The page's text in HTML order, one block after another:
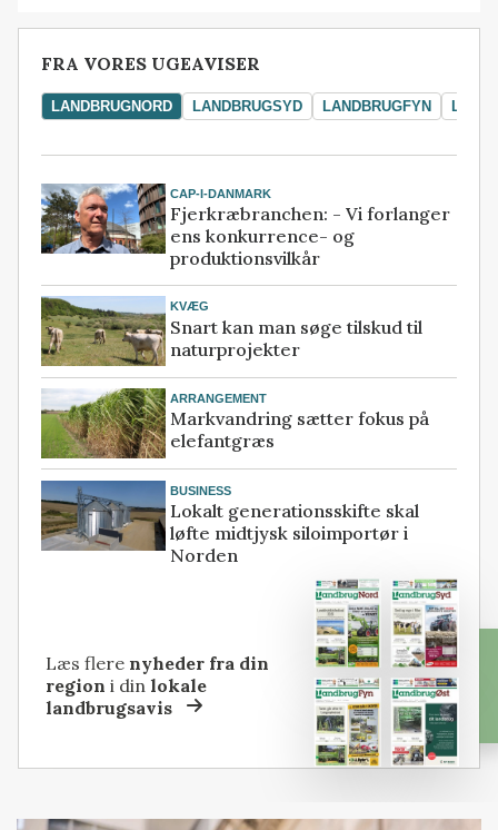
FRA VORES UGEAVISER
LANDBRUGNORD LANDBRUGSYD LANDBRUGFYN
CAP-I-DANMARK
Fjerkræbranchen: - Vi forlanger
ens konkurrence- og
produktionsvilkår
KVÆG
Snart kan man søge tilskud til
naturprojekter
ARRANGEMENT
Markvandring sætter fokus på
elefantgræs
BUSINESS
Lokalt generationsskifte skal
løfte midtjysk siloimportør i
Norden
Læs flere nyheder fra din
region i dinlokale
landbrugsavis